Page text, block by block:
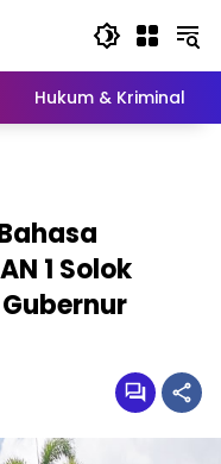
Hukum & Kriminal
1 Solok